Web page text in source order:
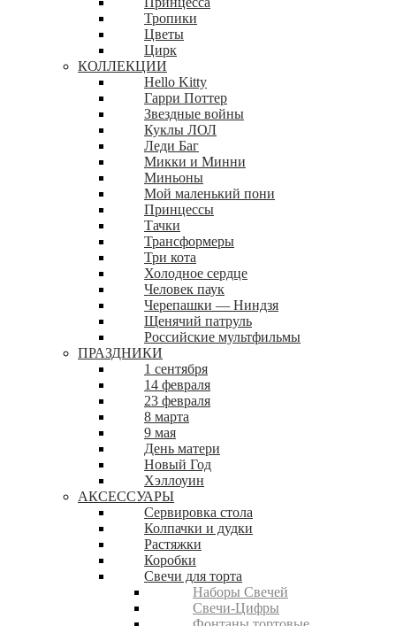
Тропики
Цветы
Цирк
КОЛЛЕКЦИИ
Hello Kitty
Гарри Поттер
Звездные войны
Куклы ЛОЛ
Леди Баг
Микки и Минни
Миньоны
Мой маленький пони
Принцессы
Тачки
Трансформеры
Три кота
Холодное сердце
Человек паук
Черепашки — Ниндзя
Щенячий патруль
Российские мультфильмы
ПРАЗДНИКИ
1 сентября
14 февраля
23 февраля
8 марта
9 мая
День матери
Новый Год
Хэллоуин
АКСЕССУАРЫ
Сервировка стола
Колпачки и дудки
Растяжки
Коробки
Свечи для торта
Наборы Свечей
Свечи-Цифры